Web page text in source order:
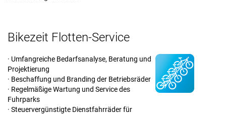
Bikezeit Flotten-Service
· Umfangreiche Bedarfsanalyse, Beratung und
Projektierung
· Beschaffung und Branding der Betriebsräder
· Regelmäßige Wartung und Service des
Fuhrparks
· Steuervergünstigte Dienstfahrräder für